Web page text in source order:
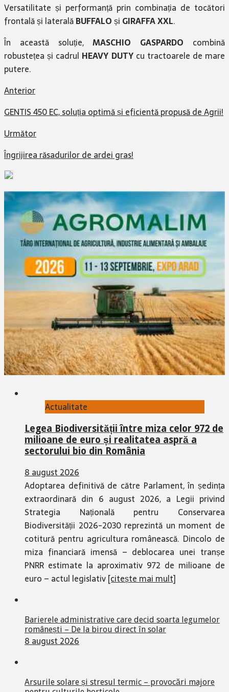
Versatilitate și performanță prin combinația de tocători
frontală și lateralăBUFFALOși GIRAFFA XXL.
În această soluție,MASCHIO GASPARDO combină
robustețea și cadrul HEAVY DUTYcu tractoarele de mare
putere.
Anterior
GENTIS 450 EC, soluția optimă și eficientă propusă de Agrii!
Următor
Îngrijirea răsadurilor de ardei gras!
Actualitate
Legea Biodiversității între miza celor 972 de
milioane de euro și realitatea aspră a
sectorului bio din România
8 august 2026
Adoptarea definitivă de către Parlament, în ședința
extraordinară din 6 august 2026, a Legii privind
Strategia Națională pentru Conservarea
Biodiversității 2026-2030 reprezintă un moment de
cotitură pentru agricultura românească. Dincolo de
miza financiară imensă – deblocarea unei tranșe
PNRR estimate la aproximativ 972 de milioane de
euro – actul legislativ[citește mai mult]
Barierele administrative care decid soarta legumelor
românești – De la birou direct în solar
8 august 2026
Arsurile solare și stresul termic – provocări majore